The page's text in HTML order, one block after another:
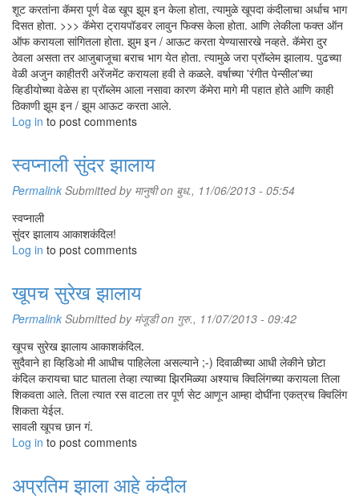
शूट करतांना कॅमरा पूर्ण वेळ खूप झूम इन केला होता, त्यामुळे खूपदा कंदीलाचा अर्धाच भाग
दिसत होता. >>> कॅमेरा ट्रायपॉडवर लावुन फिक्स केला होता. आणि लेकीला फक्त ऑन
ऑफ करायला सांगितला होता. झुम इन / आऊट करता येण्यासारखे नव्हते. कॅमेरा दुर
ठेवला असता तर आजुबाजूचा बराच भाग येत होता. त्यामुळे जरा प्रॉब्लेम झालाय. पुढच्या
वेळी अजुन काहीतरी अरेंजमेंट करायला हवी ते कळले. वर्षाच्या 'रंगीत पेन्सील'च्या
व्हिडीयोच्या वेळेस हा प्रॉब्लेम आला नसावा कारण कॅमेरा मागे मी पहात होते आणि काही
ठिकाणी झूम इन / झूम आऊट करता आले.
Log in to post comments
स्वप्नाली सुंदर झालाय
Permalink Submitted by मानुषीon बुध., 11/06/2013 - 05:54
स्वप्नाली
सुंदर झालाय आकाशकंदिल!
Log in to post comments
खूपच सुरेख झालाय
Permalink Submitted by मंजूडीon गुरु., 11/07/2013 - 09:42
खूपच सुरेख झालाय आकाशकंदिल.
सुदैवाने हा व्हिडिओ मी आधीच पाहिलेला असल्याने ;-) दिवाळीच्या आधी लेकीने छोटा
कंदिल करायचा घाट घातला तेव्हा त्याच्या झिरमिळ्या अश्याच क्विलिंगच्या करायला तिला
शिकवता आले. तिला त्यात रस वाटला तर पूर्ण सेट आणून आम्हा दोघींना एकत्रच क्विलिंग
शिकता येईल.
सावली खूपच छान गं.
Log in to post comments
अप्रतिम झाला आहे कंदील